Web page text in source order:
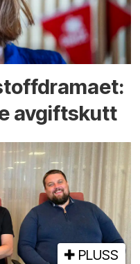
avgiftskutt
PLUSS